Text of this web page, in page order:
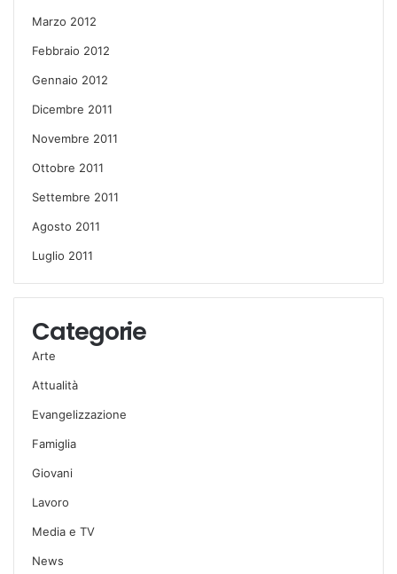
Marzo 2012
Febbraio 2012
Gennaio 2012
Dicembre 2011
Novembre 2011
Ottobre 2011
Settembre 2011
Agosto 2011
Luglio 2011
Categorie
Arte
Attualità
Evangelizzazione
Famiglia
Giovani
Lavoro
Media e TV
News